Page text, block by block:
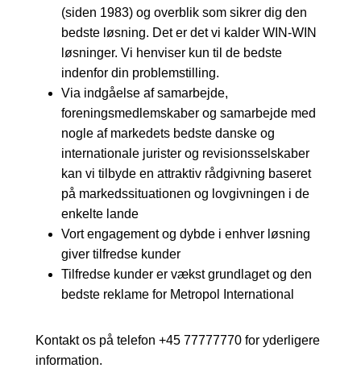
(siden 1983) og overblik som sikrer dig den
bedste løsning. Det er det vi kalder WIN-WIN
løsninger. Vi henviser kun til de bedste
indenfor din problemstilling.
Via indgåelse af samarbejde,
foreningsmedlemskaber og samarbejde med
nogle af markedets bedste danske og
internationale jurister og revisionsselskaber
kan vi tilbyde en attraktiv rådgivning baseret
på markedssituationen og lovgivningen i de
enkelte lande
Vort engagement og dybde i enhver løsning
giver tilfredse kunder
Tilfredse kunder er vækst grundlaget og den
bedste reklame for Metropol International
Kontakt os på telefon +45 77777770 for yderligere
information.